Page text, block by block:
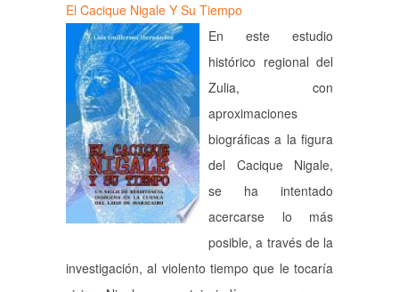
El Cacique Nigale Y Su Tiempo
En este estudio
histórico regional del
Zulia, con
aproximaciones
biográficas a la figura
del Cacique Nigale,
se ha intentado
acercarse lo más
posible, a través de la
investigación, al violento tiempo que le tocaría